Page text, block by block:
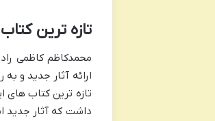
تازه ترین
محمدکاظم کاظمی
ارائه آثار جدید و
تازه ترین کتاب های
داشت که آثار جدید